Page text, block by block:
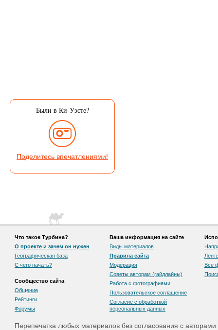
Были в Ки-Уэсте?
Поделитесь впечатлениями!
Что такое Турбина?
О проекте и зачем он нужен
Географическая база
С чего начать?
Сообщество сайта
Общение
Рейтинги
Форумы
Ваша информация на сайте
Виды материалов
Правила сайта
Модерация
Советы авторам (гайдлайны)
Работа с фотографиями
Пользовательскоe соглашение
Согласие с обработкой
персональных данных
Все
Перепечатка любых материалов без согласования с